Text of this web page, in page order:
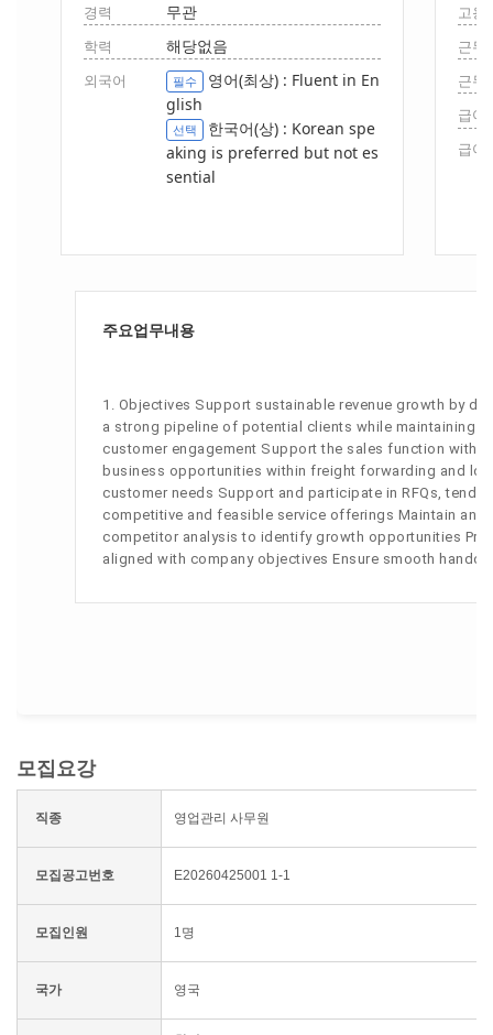
경력 무관
학력 해당없음
외국어 필수
영어(최상) : Fluent in En
glish
선택
한국어(상) : Korean spe
aking is preferred but not es
sential
고용
근무
근무
급여
급여
주요업무내용
1. Objectives Support sustainable revenue growth by
a strong pipeline of potential clients while maintaining
customer engagement Support the sales function with
business opportunities within freight forwarding and
customer needs Support and participate in RFQs,
competitive and feasible service offerings Maintain
competitor analysis to identify growth opportunities
aligned with company objectives Ensure smooth
모집요강
직종 영업관리 사무원
모집공고번호 E20260425001 1-1
모집인원 1명
국가 영국